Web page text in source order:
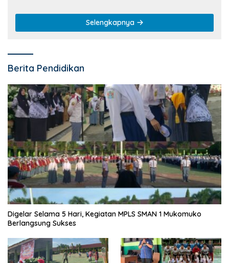
Selengkapnya
Berita Pendidikan
Digelar Selama 5 Hari, Kegiatan MPLS SMAN 1 Mukomuko
Berlangsung Sukses